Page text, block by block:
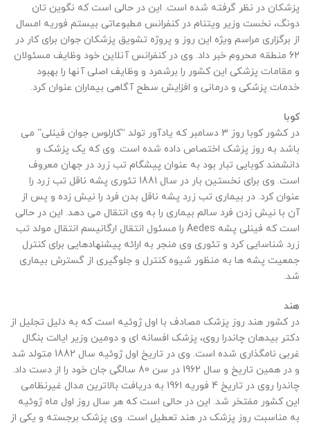
پزشکان در نظر گرفته شده است. این در حالی است که نگوین تان
دونگ، نخست وزیر ویتنام در کنفرانس مطبوعاتی بیستم فوریه امسال
از برگزاری مراسم ویژه این روز و پروژه تشویق پزشکان جوان برای کار در
62 منطقه محروم خبر داد. وی در کنفرانس آنلاین خود وظایف مسئولان
و مقامات پزشکی این کشور را برشمرد و وظایف اصلی آنها را بهبود
خدمات پزشکی و درمانی و افزایش سطح آگاهی بیماران عنوان کرد.
کوبا
در کشور کوبا روز 3 دسامبر که یادآور تولد “کارلوس جوان فینلی” می
باشد به روز پزشک اختصاص داده شده است. وی که یک پزشک و
دانشمند کوبایی تبار بود به عنوان پیشگام تب زرد در جهان معروف
است. وی برای نخستین بار در سال 1881 تئوری پشه ناقل تب زرد را
عنوان کرد. در بیماری تب زرد پشه ناقل بدن فرد را نیش زده و پس از
آن با نیش زدن فرد سالم بیماری را به وی انتقال می دهد. این در حالی
است که فینلی پشه Aedes را مسئول انتقال ارگانیسم انتقال مولد تب
زرد شناسایی کرد و تئوری وی منجر به ارائه پیشنهادهایی برای کنترل
جمعیت پشه ها به منظور شیوه کنترل و جلوگیری از گسترش بیماری
شد.
هند
در کشور هند روز پزشک مصادف با اول ژوئیه است که به دلیل تجلیل از
دکتر بیدهان چاندرا روی، پزشک افسانه ای و دومین وزیر ایالت بنگال
غربی نامگذاری شده است. وی در تاریخ اول ژوئیه سال 1882 متولد شد
و در همین تاریخ و سال 1962 در سن 80 سالگی جان خود را از دست داد.
چاندرا روی در تاریخ 4 فوریه 1961 به دریافت بالاترین مدال غیرنظامی
این کشور مفتخر شد. این در حالی است که هر سال روز اول ماه ژوئیه
به مناسبت روز پزشک در هند تعطیل است. وی پزشک برجسته و یکی از